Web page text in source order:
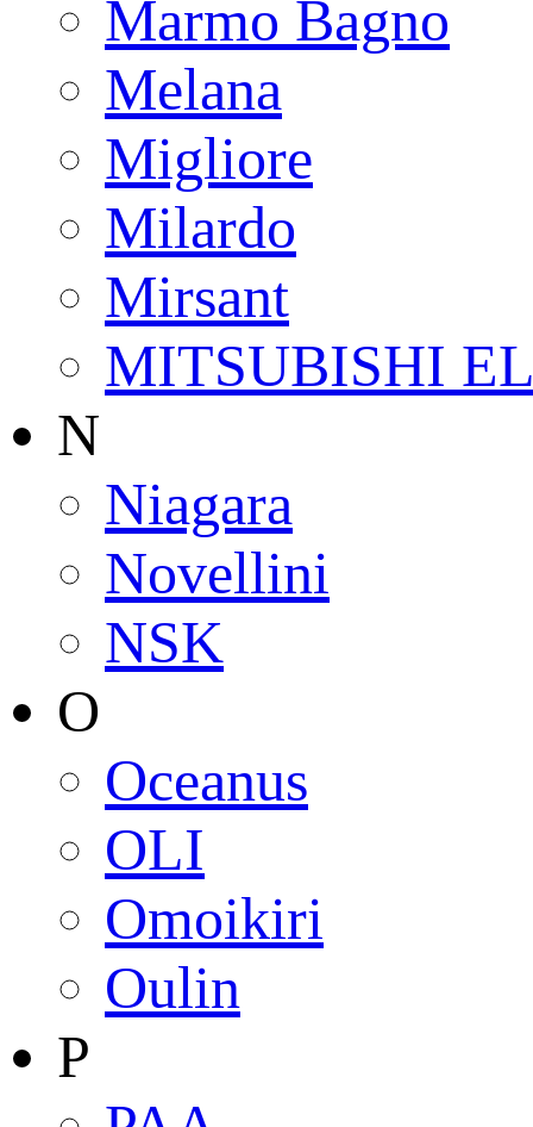
Marmo Bagno
Melana
Migliore
Milardo
Mirsant
MITSUBISHI
N
Niagara
Novellini
NSK
O
Oceanus
OLI
Omoikiri
Oulin
P